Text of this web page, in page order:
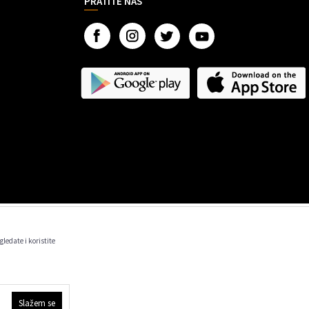
kompletne i bez grešaka.
trenutku.
i koristite
Slažem se